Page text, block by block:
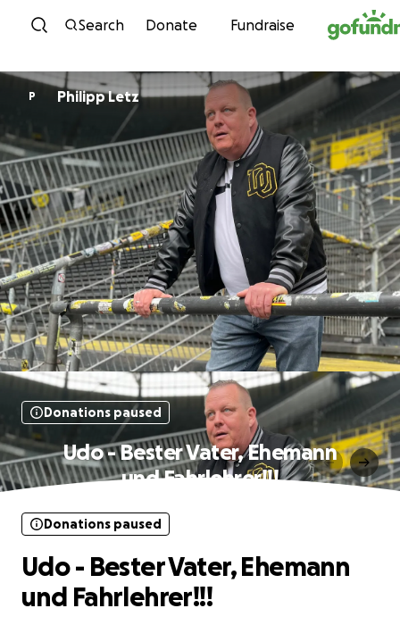
Skip to content
Search Donate Fundraise
P Philipp Letz
Donations paused
Udo - Bester Vater, Ehemann
und Fahrlehrer!!!
Donations paused
Udo - Bester Vater, Ehemann
und Fahrlehrer!!!